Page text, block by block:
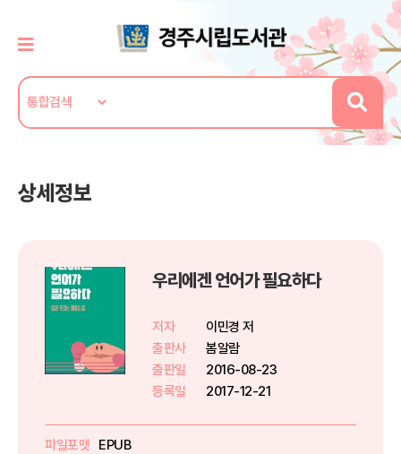
상세정보
우리에겐 언어가 필요하다
저자
이민경 저
출판사
봄알람
출판일
2016-08-23
등록일
2017-12-21
파일포맷
EPUB